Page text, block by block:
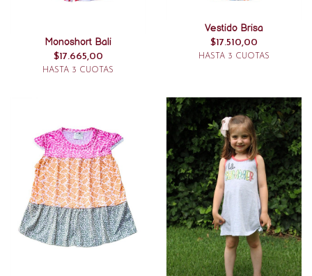
Monoshort Bali
$17.665,00
HASTA 3 CUOTAS
Vestido Brisa
$17.510,00
HASTA 3 CUOTAS